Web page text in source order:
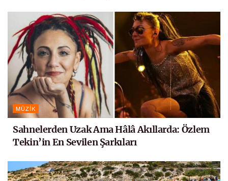
MÜZIK
Sahnelerden Uzak Ama Hâlâ Akıllarda: Özlem
Tekin’in En Sevilen Şarkıları